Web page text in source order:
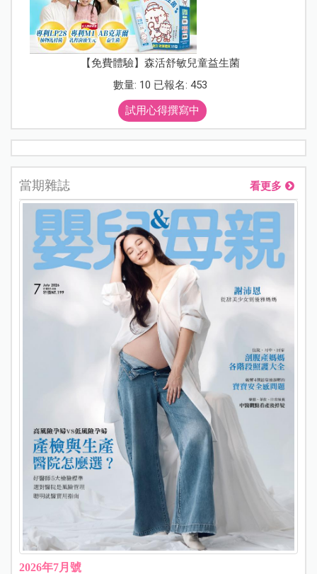
【免費體驗】森活舒敏兒童益生菌
數量: 10 已報名: 453
試用心得撰寫中
當期雜誌 看更多
2026年7月號